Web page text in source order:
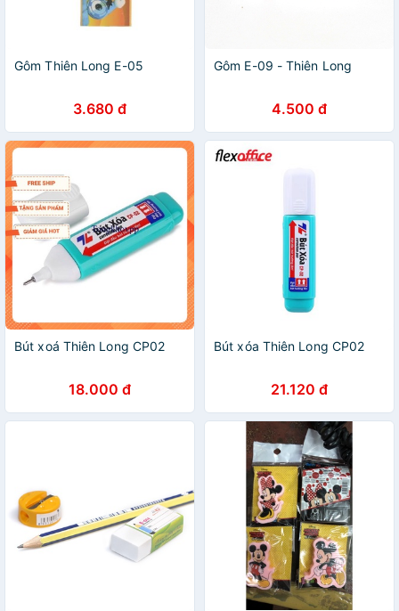
Gôm Thiên Long E-05
3.680 đ
Gôm E-09 - Thiên Long
4.500 đ
Bút xoá Thiên Long CP02
18.000 đ
Bút xóa Thiên Long CP02
21.120 đ